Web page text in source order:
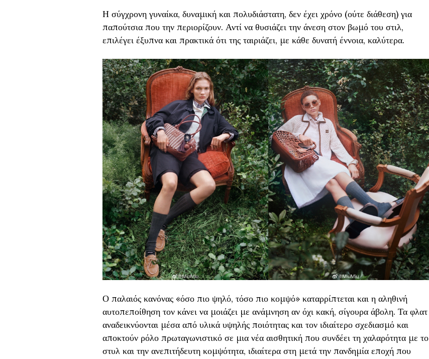
Η σύγχρονη γυναίκα, δυναμική και πολυδιάστατη, δεν έχει χρόνο (ούτε διάθεση) για
παπούτσια που την περιορίζουν. Αντί να θυσιάζει την άνεση στον βωμό του στιλ,
επιλέγει έξυπνα και πρακτικά ότι της ταιριάζει, με κάθε δυνατή έννοια, καλύτερα.
Ο παλαιός κανόνας «όσο πιο ψηλό, τόσο πιο κομψό» καταρρίπτεται και η αληθινή
αυτοπεποίθηση τον κάνει να μοιάζει με ανάμνηση αν όχι κακή, σίγουρα άβολη. Τα φλατ
αναδεικνύονται μέσα από υλικά υψηλής ποιότητας και τον ιδιαίτερο σχεδιασμό και
αποκτούν ρόλο πρωταγωνιστικό σε μια νέα αισθητική που συνδέει τη χαλαρότητα με το
στυλ και την ανεπιτήδευτη κομψότητα, ιδιαίτερα στη μετά την πανδημία εποχή που